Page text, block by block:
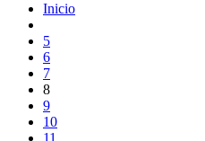
Inicio
5
6
7
8
9
10